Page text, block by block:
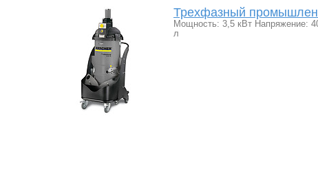
Трехфазный
Мощность: 3,5 кВт Напряжение:
л